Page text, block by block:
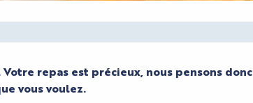
Votre repas est précieux, nous pensons donc
vous voulez.